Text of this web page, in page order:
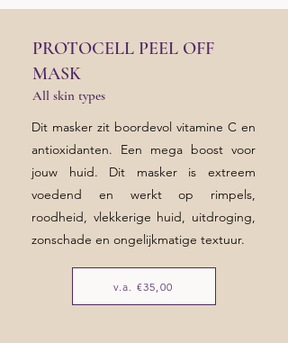
PROTOCELL PEEL OFF
MASK
All skin types
Dit masker zit boordevol vitamine C en
antioxidanten. Een mega boost voor
jouw huid. Dit masker is extreem
voedend en werkt op rimpels,
roodheid, vlekkerige huid, uitdroging,
zonschade en ongelijkmatige textuur.
v.a. €35,00